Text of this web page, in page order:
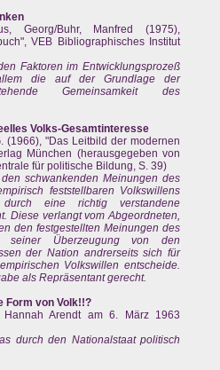
Georg/Buhr, Manfred (1975),
VEB Bibliographisches Institut
Faktoren im Entwicklungsprozeß
die auf der Grundlage der
Gemeinsamkeit des
Volks-Gesamtinteresse
(1966), "Das Leitbild der modernen
München (herausgegeben von
für politische Bildung, S. 39)
schwankenden Meinungen des
feststellbaren Volkswillens
eine richtig verstandene
Diese verlangt vom Abgeordneten,
den festgestellten Meinungen des
seiner Überzeugung von den
der Nation andrerseits sich für
Volkswillen entscheide.
als Repräsentant gerecht.
Form von Volk!!?
Arendt am 6. März 1963
durch den Nationalstaat politisch